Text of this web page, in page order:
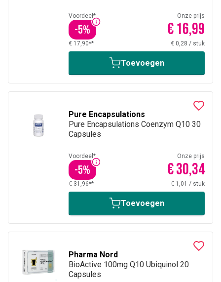
Voordeel*
-5%
Onze prijs
€ 16,99
€ 17,90** € 0,28 / stuk
Toevoegen
Pure Encapsulations
Pure Encapsulations Coenzym Q10 30
Capsules
Voordeel*
-5%
Onze prijs
€ 30,34
€ 31,96** € 1,01 / stuk
Toevoegen
Pharma Nord
BioActive 100mg Q10 Ubiquinol 20
Capsules